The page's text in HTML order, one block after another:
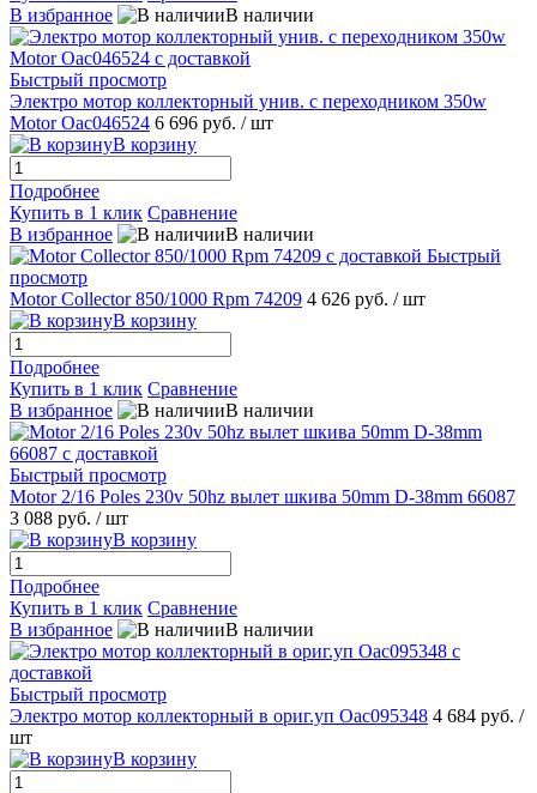
В избранное
В наличии
Быстрый просмотр
Электро мотор коллекторный унив. с переходником 350w
Motor Oac046524 6 696 руб. / шт
В корзину
Подробнее
Купить в 1 клик Сравнение
В избранное
В наличии
Быстрый
просмотр
Motor Collector 850/1000 Rpm 74209 4 626 руб. / шт
В корзину
Подробнее
Купить в 1 клик Сравнение
В избранное
В наличии
Быстрый просмотр
Motor 2/16 Poles 230v 50hz вылет шкива 50mm D-38mm 66087
3 088 руб. / шт
В корзину
Подробнее
Купить в 1 клик Сравнение
В избранное
В наличии
Быстрый просмотр
Электро мотор коллекторный в ориг.уп Oac095348 4 684 руб. /
шт
В корзину